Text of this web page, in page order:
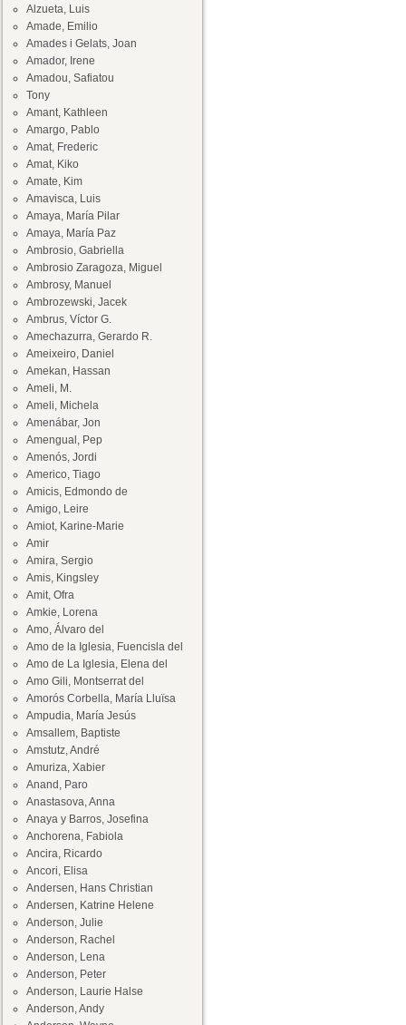
Alzueta, Luis
Amade, Emilio
Amades i Gelats, Joan
Amador, Irene
Amadou, Safiatou
Tony
Amant, Kathleen
Amargo, Pablo
Amat, Frederic
Amat, Kiko
Amate, Kim
Amavisca, Luis
Amaya, María Pilar
Amaya, María Paz
Ambrosio, Gabriella
Ambrosio Zaragoza, Miguel
Ambrosy, Manuel
Ambrozewski, Jacek
Ambrus, Víctor G.
Amechazurra, Gerardo R.
Ameixeiro, Daniel
Amekan, Hassan
Ameli, M.
Ameli, Michela
Amenábar, Jon
Amengual, Pep
Amenós, Jordi
Americo, Tiago
Amicis, Edmondo de
Amigo, Leire
Amiot, Karine-Marie
Amir
Amira, Sergio
Amis, Kingsley
Amit, Ofra
Amkie, Lorena
Amo, Álvaro del
Amo de la Iglesia, Fuencisla del
Amo de La Iglesia, Elena del
Amo Gili, Montserrat del
Amorós Corbella, María Lluïsa
Ampudia, María Jesús
Amsallem, Baptiste
Amstutz, André
Amuriza, Xabier
Anand, Paro
Anastasova, Anna
Anaya y Barros, Josefina
Anchorena, Fabiola
Ancira, Ricardo
Ancori, Elisa
Andersen, Hans Christian
Andersen, Katrine Helene
Anderson, Julie
Anderson, Rachel
Anderson, Lena
Anderson, Peter
Anderson, Laurie Halse
Anderson, Andy